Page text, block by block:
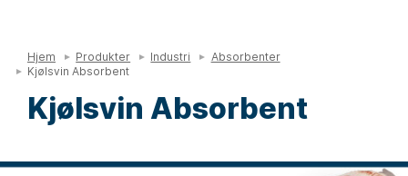
Hjem Produkter Industri
Absorbenter
Kjølsvin Absorbent
Kjølsvin Absorbent